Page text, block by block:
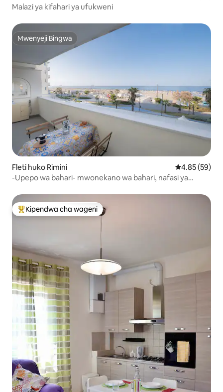
Malazi ya kifahari ya ufukweni
Mwenyeji Bingwa
Mwenyeji Bingwa
Fleti huko Rimini Ukadiriaji wa
4.85 (59)
-Upepo wa bahari- mwonekano wa bahari, nafasi ya
Kipendwa maarufu cha wageni
Kipendwa cha wageni